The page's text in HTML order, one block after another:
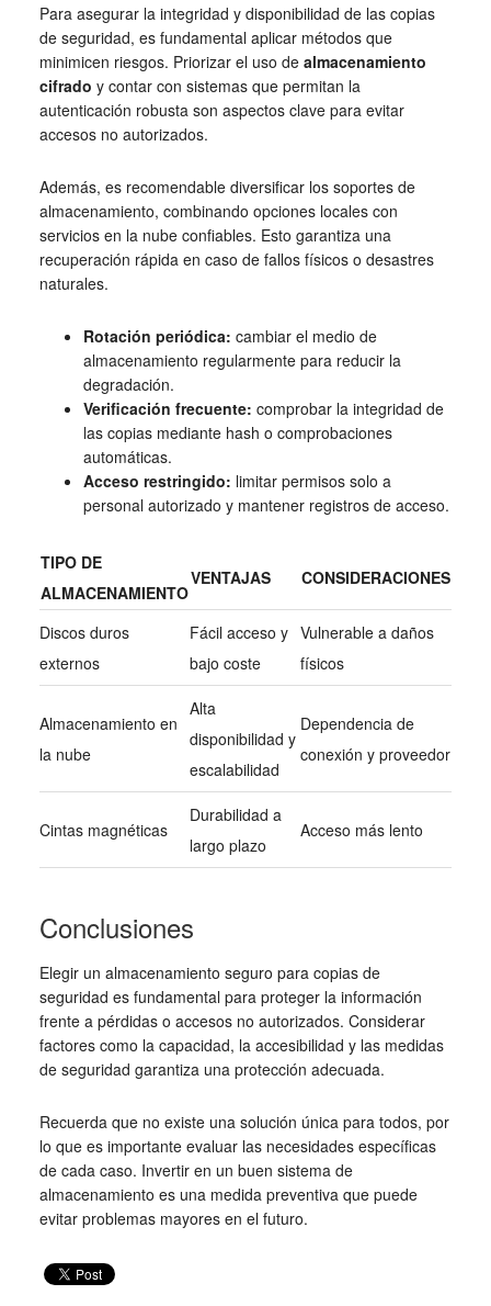
Para asegurar la integridad y disponibilidad de las copias
de seguridad, es fundamental aplicar métodos que
minimicen riesgos. Priorizar el uso de almacenamiento
cifrado y contar con sistemas que permitan la
autenticación robusta son aspectos clave para evitar
accesos no autorizados.
Además, es recomendable diversificar los soportes de
almacenamiento, combinando opciones locales con
servicios en la nube confiables. Esto garantiza una
recuperación rápida en caso de fallos físicos o desastres
naturales.
Rotación periódica: cambiar el medio de
almacenamiento regularmente para reducir la
degradación.
Verificación frecuente: comprobar la integridad de
las copias mediante hash o comprobaciones
automáticas.
Acceso restringido: limitar permisos solo a
personal autorizado y mantener registros de acceso.
TIPO DE
ALMACENAMIENTO
VENTAJAS CONSIDERACIONES
Discos duros
externos
Fácil acceso y
bajo coste
Vulnerable a daños
físicos
Almacenamiento en
la nube
Alta
disponibilidad y
escalabilidad
Dependencia de
conexión y proveedor
Cintas magnéticas
Durabilidad a
largo plazo
Acceso más lento
Conclusiones
Elegir un almacenamiento seguro para copias de
seguridad es fundamental para proteger la información
frente a pérdidas o accesos no autorizados. Considerar
factores como la capacidad, la accesibilidad y las medidas
de seguridad garantiza una protección adecuada.
Recuerda que no existe una solución única para todos, por
lo que es importante evaluar las necesidades específicas
de cada caso. Invertir en un buen sistema de
almacenamiento es una medida preventiva que puede
evitar problemas mayores en el futuro.